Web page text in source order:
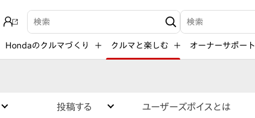
検索キーワード入力 検索キーワード入力
Hondaのクルマづくり クルマと楽しむ オーナーサポート
投稿する ユーザーズボイスとは